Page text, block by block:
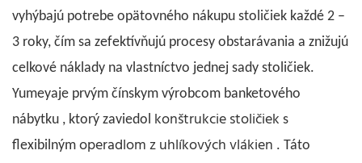
vyhýbajú potrebe opätovného nákupu stoličiek každé 2 –
3 roky, čím sa zefektívňujú procesy obstarávania a znižujú
celkové náklady na vlastníctvo jednej sady stoličiek.
Yumeyaje prvým čínskym výrobcom banketového
nábytku , ktorý zaviedol konštrukcie stoličiek s
flexibilným operadlom z uhlíkových vlákien . Táto